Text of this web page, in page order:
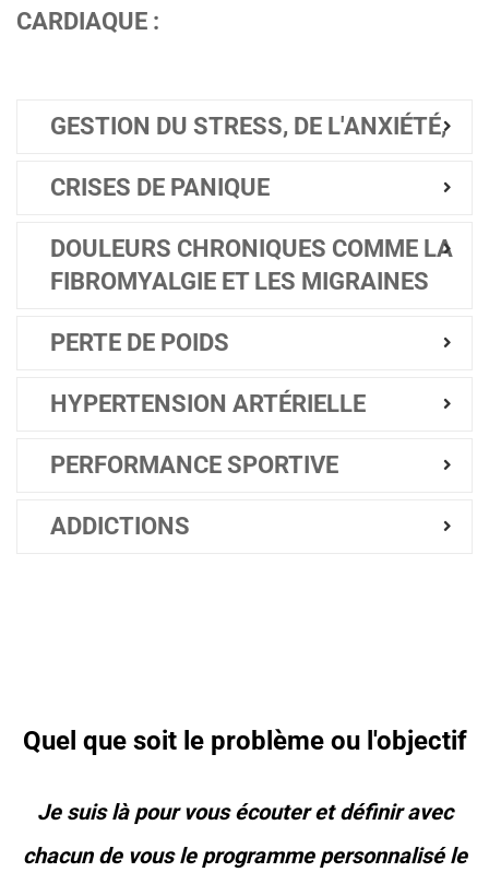
CARDIAQUE :
GESTION DU STRESS, DE L'ANXIÉTÉ,
CRISES DE PANIQUE
DOULEURS CHRONIQUES COMME LA
FIBROMYALGIE ET LES MIGRAINES
PERTE DE POIDS
HYPERTENSION ARTÉRIELLE
PERFORMANCE SPORTIVE
ADDICTIONS
Quel que soit le problème ou l'objectif
Je suis là pour vous écouter et définir avec
chacun de vous le programme personnalisé le